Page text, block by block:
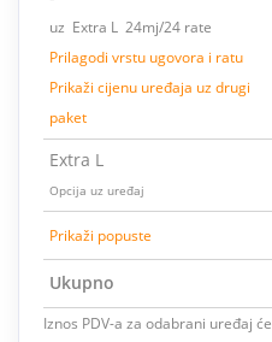
uz Extra L 24mj/24 rate
Prilagodi vrstu ugovora i ratu
Prikaži cijenu uređaja uz drugi
paket
Extra L
Opcija uz uređaj
Prikaži popuste
Ukupno
Iznos PDV-a za odabrani uređaj